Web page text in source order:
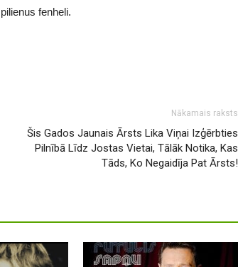
fenheli.
Nākamais raksts
Šis Gados Jaunais Ārsts Lika Viņai Izģērbties
Pilnībā Līdz Jostas Vietai, Tālāk Notika, Kas
Tāds, Ko Negaidīja Pat Ārsts!